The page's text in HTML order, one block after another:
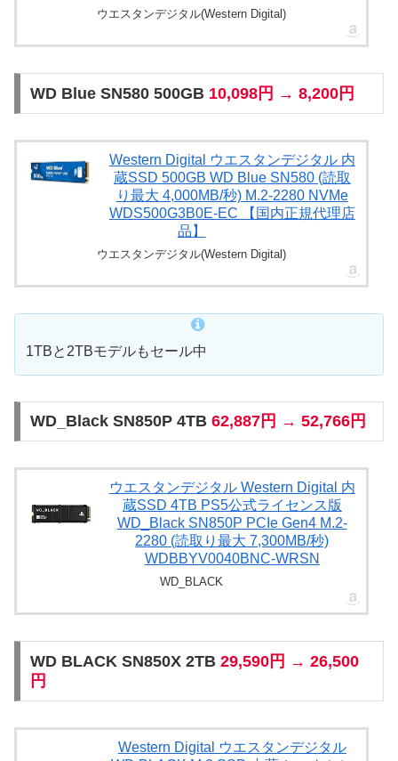
ウエスタンデジタル(Western Digital)
WD Blue SN580 500GB 10,098円 → 8,200円
Western Digital ウエスタンデジタル 内
蔵SSD 500GB WD Blue SN580 (読取
り最大 4,000MB/秒) M.2-2280 NVMe
WDS500G3B0E-EC 【国内正規代理店
品】
ウエスタンデジタル(Western Digital)
1TBと2TBモデルもセール中
WD_Black SN850P 4TB 62,887円 → 52,766円
ウエスタンデジタル Western Digital 内
蔵SSD 4TB PS5公式ライセンス版
WD_Black SN850P PCIe Gen4 M.2-
2280 (読取り最大 7,300MB/秒)
WDBBYV0040BNC-WRSN
WD_BLACK
WD BLACK SN850X 2TB 29,590円 → 26,500
円
Western Digital ウエスタンデジタル